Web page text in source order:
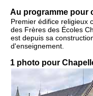
Au programme pour
Premier édifice religieux
des Frères des Écoles
est depuis sa
d'enseignement.
1 photo pour